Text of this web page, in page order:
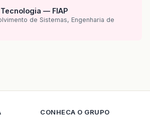
— FIAP
de Sistemas, Engenharia de
CONHECA O GRUPO